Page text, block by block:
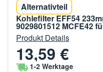
Alternativteil
Kohlefilter EFF54
9029801512 MCFE42
Produkt Details
13,59 €
1-2 Werktage